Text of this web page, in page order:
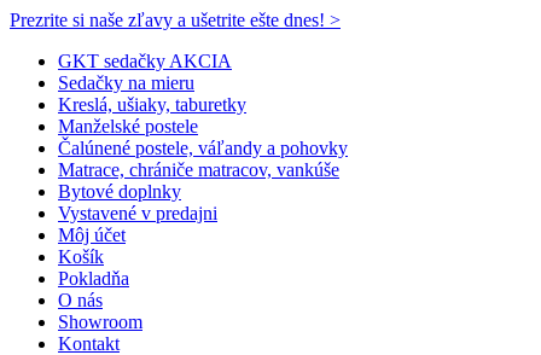
Prezrite si naše zľavy a ušetrite ešte dnes! >​
GKT sedačky AKCIA
Sedačky na mieru
Kreslá, ušiaky, taburetky
Manželské postele
Čalúnené postele, váľandy a pohovky
Matrace, chrániče matracov, vankúše
Bytové doplnky
Vystavené v predajni
Môj účet
Košík
Pokladňa
O nás
Showroom
Kontakt